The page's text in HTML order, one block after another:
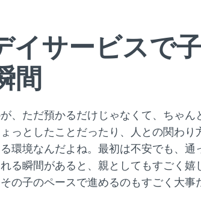
イサービスで
間
、ただ預かるだけじゃなくて、ちゃん
っとしたことだったり、人との関わり
環境なんだよね。最初は不安でも、通
る瞬間があると、親としてもすごく
の子のペースで進めるのもすごく大事